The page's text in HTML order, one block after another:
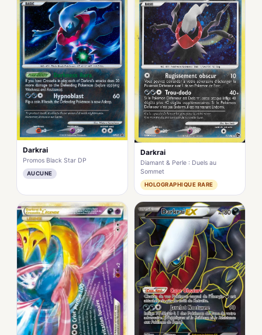
Darkrai
Promos Black Star DP
AUCUNE
Darkrai
Diamant & Perle : Duels au
Sommet
HOLOGRAPHIQUE RARE